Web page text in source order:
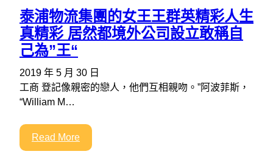
泰浦物流集團的女王王群英精彩人生
真精彩 居然都境外公司設立敢稱自
己為”王“
2019 年 5 月 30 日
工商 登記像親密的戀人，他們互相親吻。”阿波菲斯，
“William M…
Read More